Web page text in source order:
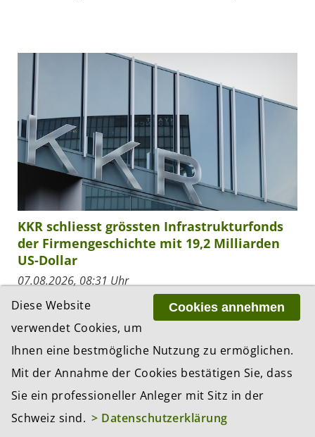
KKR schliesst grössten Infrastrukturfonds
der Firmengeschichte mit 19,2 Milliarden
US-Dollar
07.08.2026, 08:31 Uhr
KKR hat das Final Closing des KKR Global
Infrastructure Investors V bekanntgegeben. Mit
einem Volumen von 19,2 Milliarden US-Dollar
handelt es sich um den bislang grössten
Infrastrukturfonds in...
Cookies annehmen
Diese Website
verwendet Cookies, um
Ihnen eine bestmögliche Nutzung zu ermöglichen.
Mit der Annahme der Cookies bestätigen Sie, dass
Sie ein professioneller Anleger mit Sitz in der
Schweiz sind. > Datenschutzerklärung